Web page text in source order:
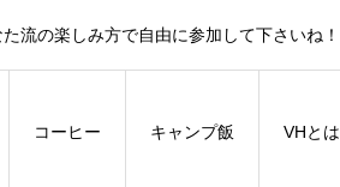
流の楽しみ方で自由に参加して下さいね！
コーヒー キャンプ飯 VHとは